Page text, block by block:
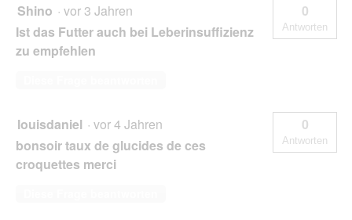
Shino · vor 3 Jahren
Ist das Futter auch bei Leberinsuffizienz
zu empfehlen
0
Antworten
louisdaniel · vor 4 Jahren
bonsoir taux de glucides de ces
croquettes merci
0
Antworten